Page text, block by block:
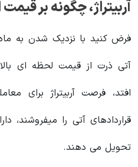
آربیتراژ، چگونه بر
فرض کنید با نزدیک شدن به ماه
آتی ذرت از قیمت لحظه ای
افتد، فرصت آربیتراژ برای
قراردادهای آتی را میفروشند،
تحویل می دهند.